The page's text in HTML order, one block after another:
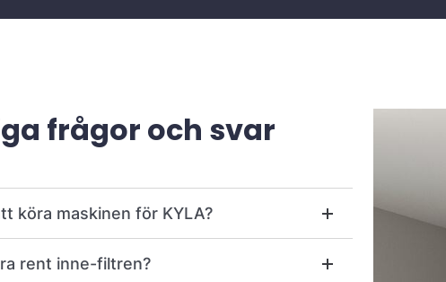
frågor och svar
köra maskinen för KYLA?
rent inne-filtren?